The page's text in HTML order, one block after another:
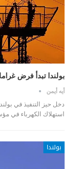
بولندا تبدأ فرض
أيه أيمن
دخل حيز التنفيذ في
استهلاك الكهرباء في
بولندا